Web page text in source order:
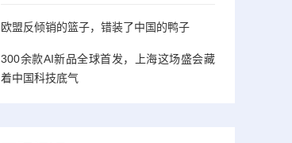
欧盟反倾销的篮子，错装了中国的鸭子
300余款AI新品全球首发，上海这场盛会藏
着中国科技底气